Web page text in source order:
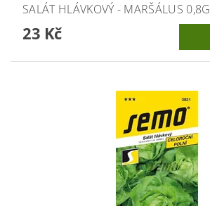
SALÁT HLÁVKOVÝ - MARŠÁLUS 0,8G
23 Kč